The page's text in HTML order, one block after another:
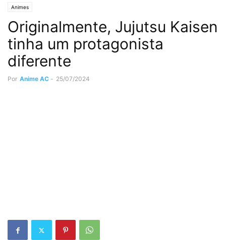
Animes
Originalmente, Jujutsu Kaisen
tinha um protagonista
diferente
Por Anime AC - 25/07/2024